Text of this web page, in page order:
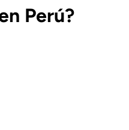
Perú?